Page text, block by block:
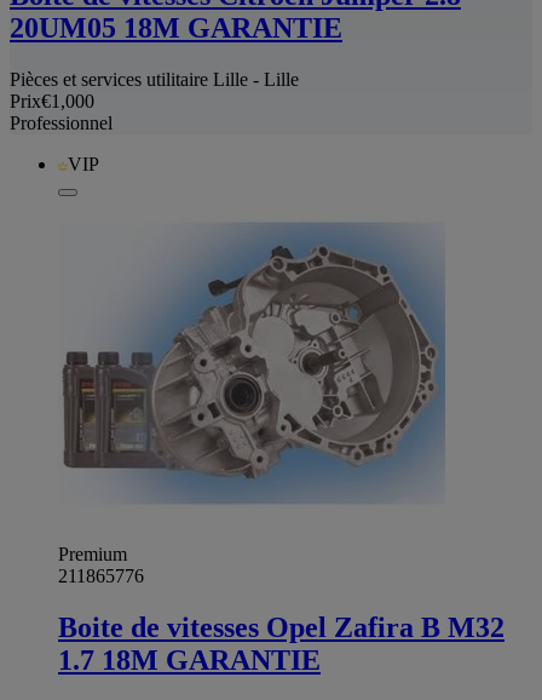
20UM05 18M GARANTIE
Pièces et services utilitaire Lille - Lille
Prix€1,000
Professionnel
VIP
Premium
211865776
Boite de vitesses Opel Zafira B M32
1.7 18M GARANTIE